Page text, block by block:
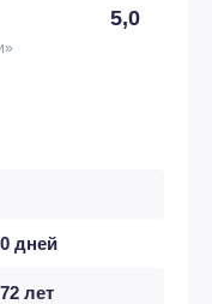
5,0
дней
лет